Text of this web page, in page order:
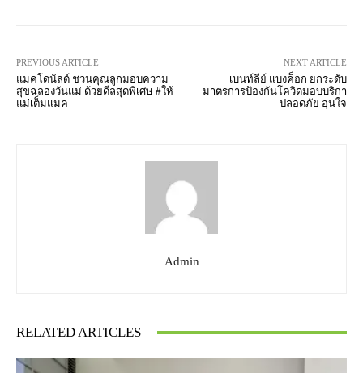
PREVIOUS ARTICLE
แมคโดนัลด์ ชวนคุณลูกมอบความ
สุขฉลองวันแม่ ด้วยดีลสุดพิเศษ #ให้
แม่เต็มแมค
NEXT ARTICLE
เบนท์ลีย์ แบงค็อก ยกระดับ
มาตรการป้องกันโควิดมอบบริกา
ปลอดภัย อุ่นใจ
Admin
RELATED ARTICLES